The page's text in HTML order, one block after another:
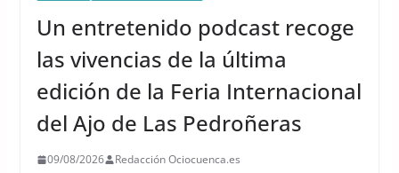
Un entretenido podcast recoge
las vivencias de la última
edición de la Feria Internacional
del Ajo de Las Pedroñeras
09/08/2026 Redacción Ociocuenca.es